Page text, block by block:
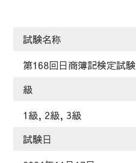
試験名称
第168回日商簿記検定試験
級
1級, 2級, 3級
試験日